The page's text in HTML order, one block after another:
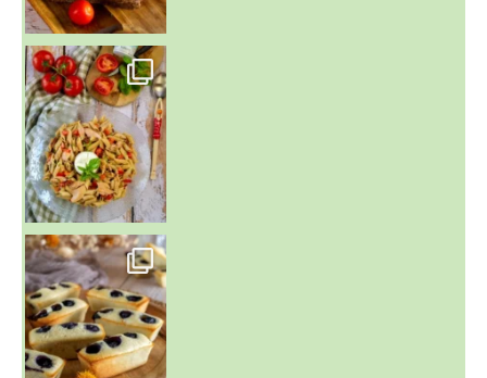
~ SALADE DE PÂTES AUX DEUX TOMATES THON ET BURRA
~ FINANCIERS MYRTILLES ET CITRON ~
Aujourd'hu